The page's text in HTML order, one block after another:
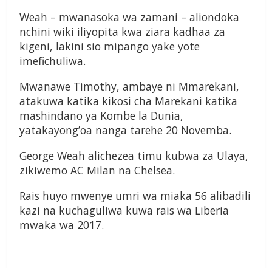
Weah – mwanasoka wa zamani – aliondoka
nchini wiki iliyopita kwa ziara kadhaa za
kigeni, lakini sio mipango yake yote
imefichuliwa.
Mwanawe Timothy, ambaye ni Mmarekani,
atakuwa katika kikosi cha Marekani katika
mashindano ya Kombe la Dunia,
yatakayong’oa nanga tarehe 20 Novemba.
George Weah alichezea timu kubwa za Ulaya,
zikiwemo AC Milan na Chelsea.
Rais huyo mwenye umri wa miaka 56 alibadili
kazi na kuchaguliwa kuwa rais wa Liberia
mwaka wa 2017.